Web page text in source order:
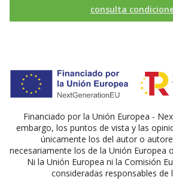
consulta
Financiado por la Unión Europea -
embargo, los puntos de vista y las
únicamente los del autor o
necesariamente los de la Unión Europea
Ni la Unión Europea ni la Comisión
consideradas responsables de